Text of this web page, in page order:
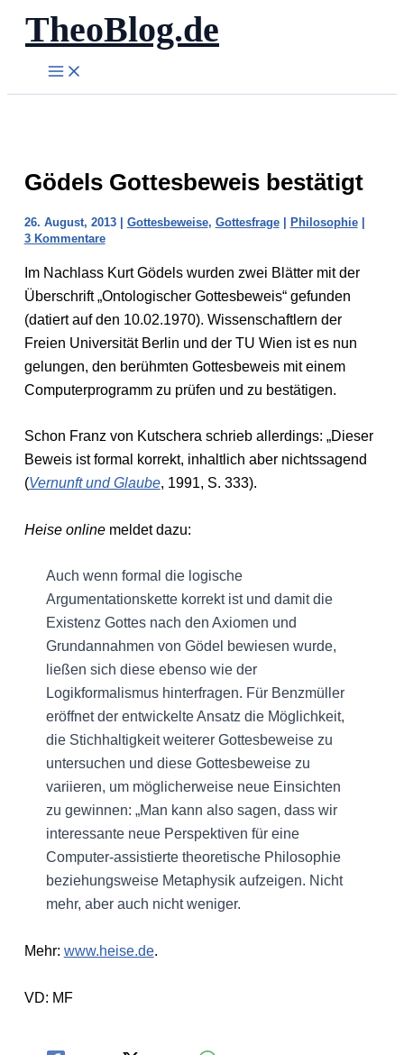
Zum
Inhalt
springen
TheoBlog.de
Gödels Gottesbeweis bestätigt
26. August, 2013 | Gottesbeweise, Gottesfrage| Philosophie|
3 Kommentare
Im Nachlass Kurt Gödels wurden zwei Blätter mit der
Überschrift „Ontologischer Gottesbeweis“ gefunden
(datiert auf den 10.02.1970). Wissenschaftlern der
Freien Universität Berlin und der TU Wien ist es nun
gelungen, den berühmten Gottesbeweis mit einem
Computerprogramm zu prüfen und zu bestätigen.
Schon Franz von Kutschera schrieb allerdings: „Dieser
Beweis ist formal korrekt, inhaltlich aber nichtssagend
(Vernunft und Glaube, 1991, S. 333).
Heise onlinemeldet dazu:
Auch wenn formal die logische
Argumentationskette korrekt ist und damit die
Existenz Gottes nach den Axiomen und
Grundannahmen von Gödel bewiesen wurde,
ließen sich diese ebenso wie der
Logikformalismus hinterfragen. Für Benzmüller
eröffnet der entwickelte Ansatz die Möglichkeit,
die Stichhaltigkeit weiterer Gottesbeweise zu
untersuchen und diese Gottesbeweise zu
variieren, um möglicherweise neue Einsichten
zu gewinnen: „Man kann also sagen, dass wir
interessante neue Perspektiven für eine
Computer-assistierte theoretische Philosophie
beziehungsweise Metaphysik aufzeigen. Nicht
mehr, aber auch nicht weniger.
Mehr: www.heise.de.
VD: MF